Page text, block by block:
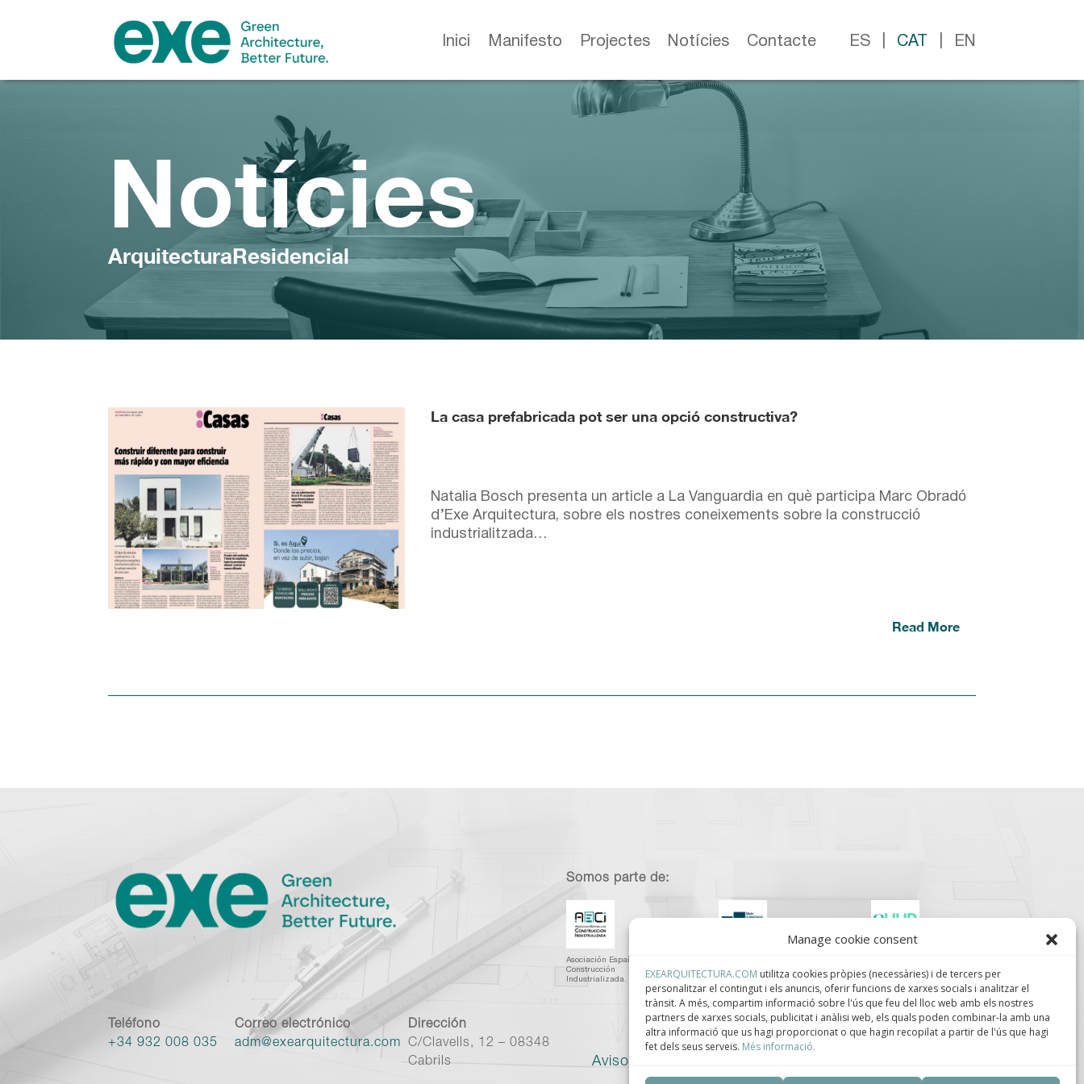
Manage cookie consent
EXEARQUITECTURA.COM utilitza cookies pròpies (necessàries) i de tercers per
personalitzar el contingut i els anuncis, oferir funcions de xarxes socials i analitzar el
trànsit. A més, compartim informació sobre l'ús que feu del lloc web amb els nostres
partners de xarxes socials, publicitat i anàlisi web, els quals poden combinar-la amb una
altra informació que us hagi proporcionat o que hagin recopilat a partir de l'ús que hagi
fet dels seus serveis. Més informació.
Inici Manifesto Projectes Notícies Contacte ES CAT EN
Notícies
ArquitecturaResidencial
La casa prefabricada pot ser una opció constructiva?
Natalia Bosch presenta un article a La Vanguardia en què participa Marc Obradó
d’Exe Arquitectura, sobre els nostres coneixements sobre la construcció
industrialitzada…
Read More
Somos parte de:
Asociación Española de
Construcción
Industrializada.
Industrializada de
Cataluña.
Tecnológica en
Bioconstrucción y
Paisajismo.
Teléfono
+34 932 008 035
Correo electrónico
adm@exearquitectura.com
Dirección
C/Clavells, 12 – 08348
Cabrils
Aviso legal